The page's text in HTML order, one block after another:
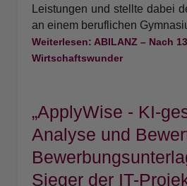
Leistungen und stellte dabei
an einem beruflichen
Weiterlesen: ABILANZ – Nach
Wirtschaftswunder
„ApplyWise - KI-
Analyse und
Sieger der IT-